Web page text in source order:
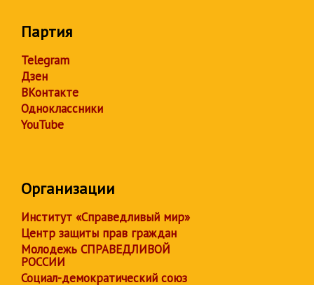
Партия
Telegram
Дзен
ВКонтакте
Одноклассники
YouTube
Организации
Институт «Справедливый мир»
Центр защиты прав граждан
Молодежь СПРАВЕДЛИВОЙ
РОССИИ
Социал-демократический союз